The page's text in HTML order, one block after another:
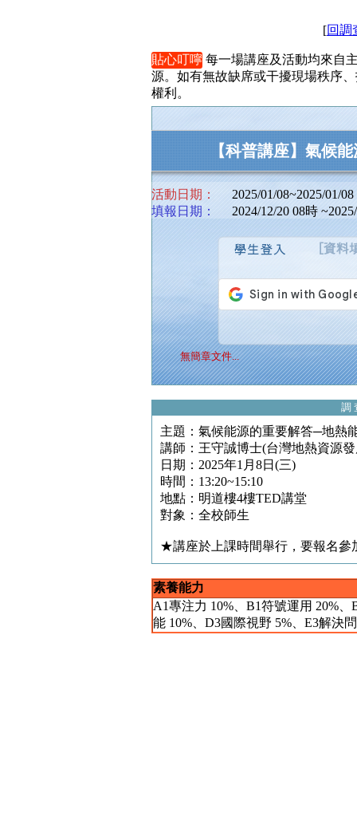
[回調
貼心叮嚀 每一場講座及活動均來自
源。如有無故缺席或干擾現
權利。
【科普講座】氣候
活動日期：
2025/01/08~2025/01/08
填報日期：
2024/12/20 08時
無簡章文件...
調
主題：氣候能源的重要解答─地熱
講師：王守誠博士(台灣地熱資源
日期：2025年1月8日(三)
時間：13:20~15:10
地點：明道樓4樓TED講堂
對象：全校師生
★講座於上課時間舉行，要報名參
素養能力
A1專注力 10%、B1符號運用 20%
能 10%、D3國際視野 5%、E3解決